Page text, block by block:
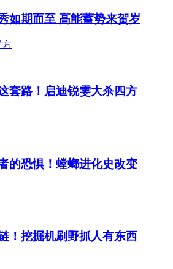
如期而至 高能蓄势来贺岁
方
套路！启迪锐雯大杀四方
的恐惧！螳螂进化史改变
！挖掘机刷野抓人有东西